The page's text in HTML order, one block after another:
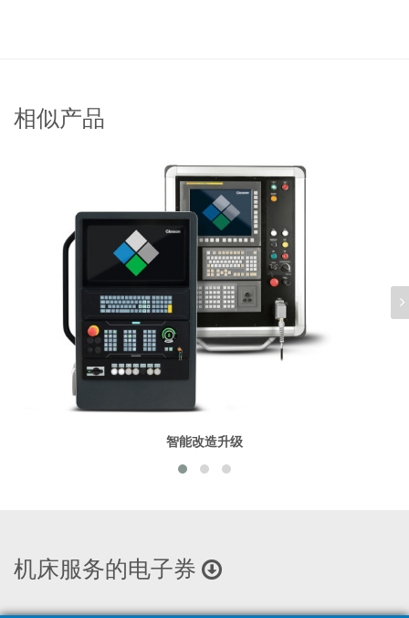
相似产品
智能改造升级
机床服务的电子券